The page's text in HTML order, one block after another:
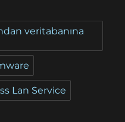
veritabanına
Lan Service